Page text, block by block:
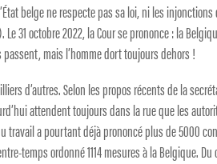
belge ne respecte pas sa loi, ni les
Le 31 octobre 2022, la Cour se prononce : la
mais l’homme dort toujours dehors !
d’autres. Selon les propos récents de la
attendent toujours dans la rue que les
travail a pourtant déjà prononcé plus de 5000
temps ordonné 1114 mesures à la Belgique.